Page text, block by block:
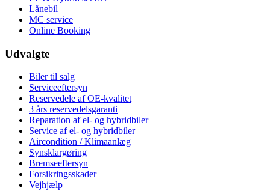
Lånebil
MC service
Online Booking
Udvalgte
Biler til salg
Serviceeftersyn
Reservedele af OE-kvalitet
3 års reservedelsgaranti
Reparation af el- og hybridbiler
Service af el- og hybridbiler
Aircondition / Klimaanlæg
Synsklargøring
Bremseeftersyn
Forsikringsskader
Vejhjælp